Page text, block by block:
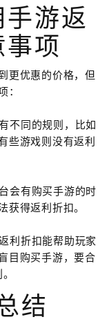
游返
项
更优惠的价格，但
：
不同的规则，比如
些游戏则没有返利
会有购买手游的时
获得返利折扣。
利折扣能帮助玩家
目购买手游，要合
结